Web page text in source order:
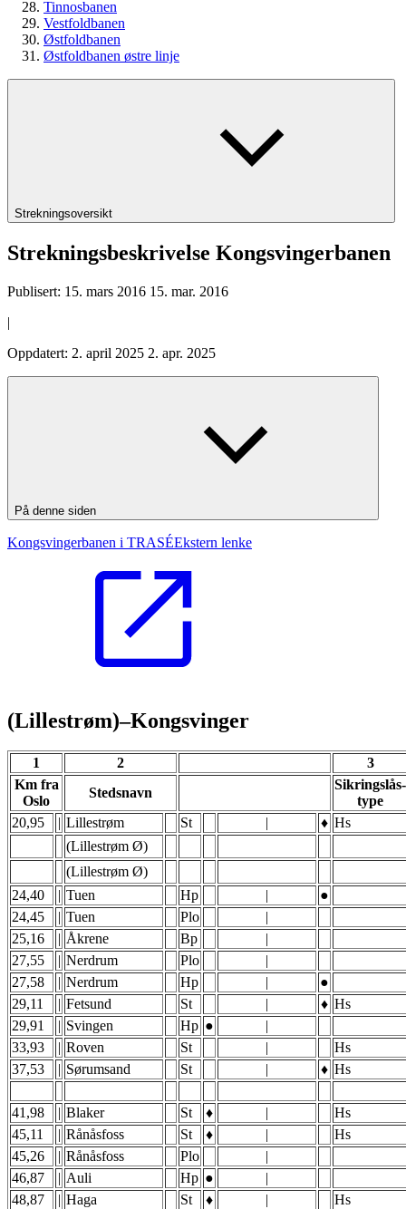
Tinnosbanen
Vestfoldbanen
Østfoldbanen
Østfoldbanen østre linje
Strekningsoversikt
Strekningsbeskrivelse Kongsvingerbanen
Publisert: 15. mars 2016 15. mar. 2016
|
Oppdatert: 2. april 2025 2. apr. 2025
På denne siden
Kongsvingerbanen i TRASÉEkstern lenke
(Lillestrøm)–Kongsvinger
1 2
3
Km fra
Oslo
Stedsnavn
Sikringslås-
type
20,95
| Lillestrøm St | ♦ Hs
(Lillestrøm Ø)
(Lillestrøm Ø)
24,40
| Tuen Hp |
●
24,45
| Tuen Plo
|
25,16
| Åkrene Bp
|
27,55
| Nerdrum Plo
|
27,58
| Nerdrum Hp |
●
29,11
| Fetsund St | ♦ Hs
29,91
| Svingen Hp ●
|
33,93
| Roven St |
Hs
37,53
| Sørumsand St | ♦ Hs
41,98 | Blaker St ♦ |
Hs
45,11
| Rånåsfoss St ♦ |
Hs
45,26
| Rånåsfoss Plo
|
46,87
| Auli Hp ●
|
48,87
| Haga St ♦ |
Hs